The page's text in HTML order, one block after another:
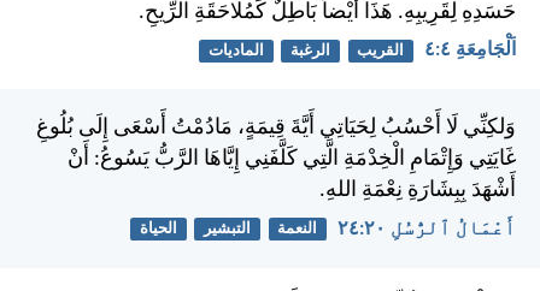
حَسَدِهِ لِقَرِيبِهِ. هَذَا أَيْضاً بَاطِلٌ كَمُلاحَقَةِ الرِّيحِ.
اَلْجَامِعَةِ ٤:‏٤ القريب الرغبة الماديات
وَلكِنِّي لَا أَحْسُبُ لِحَيَاتِي أَيَّةَ قِيمَةٍ، مَادُمْتُ أَسْعَى إِلَى بُلُوغِ
غَايَتِي وَإِتْمَامِ الْخِدْمَةِ الَّتِي كَلَّفَنِي إِيَّاهَا الرَّبُّ يَسُوعُ: أَنْ
أَشْهَدَ بِبِشَارَةِ نِعْمَةِ اللهِ.
أَعْمَالُ ٱلرُّسُلِ ٢٠:‏٢٤ النعمة التبشير الحياة